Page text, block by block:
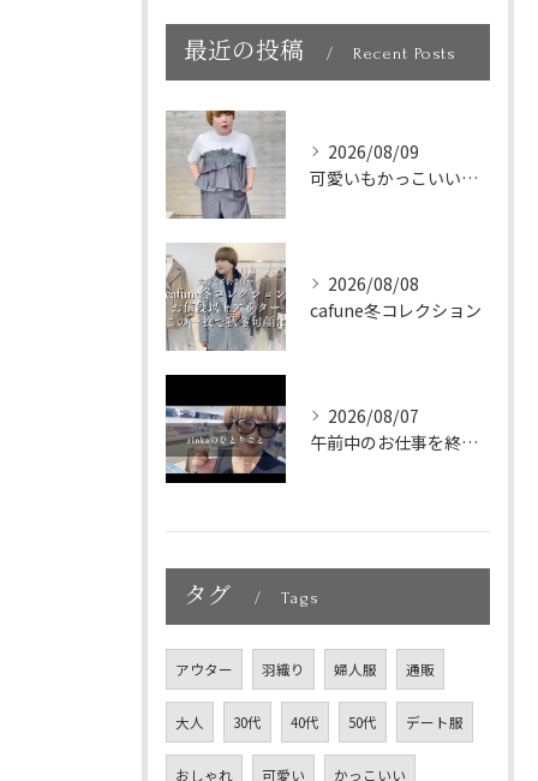
最近の投稿 Recent Posts
2026/08/09
可愛いもかっこいいも叶う大人の
2026/08/08
cafune冬コレクション
2026/08/07
午前中のお仕事を終えて、新大久保へランチに🇰🇷🤍
タグ Tags
アウター 羽織り 婦人服 通販
大人 30代 40代 50代 デート服
おしゃれ 可愛い かっこいい